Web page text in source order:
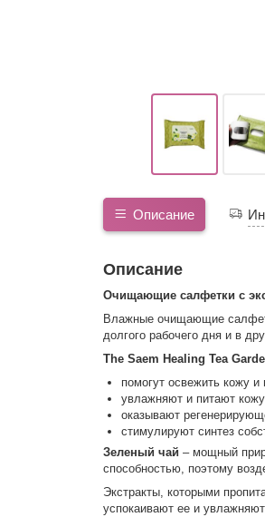
Описание
Описание
Очищающие салфетки с
Влажные очищающие
долгого рабочего дня и в
The Saem Healing Tea
помогут освежить кожу и
увлажняют и питают
оказывают
стимулируют синтез
Зеленый чай – мощный
способностью, поэтому
Экстракты, которыми
успокаивают ее и